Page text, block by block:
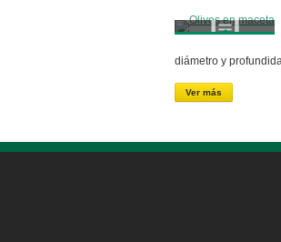
diámetro y
Ver más